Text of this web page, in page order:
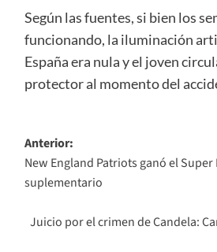
Según las fuentes, si bien los
funcionando, la iluminación
España era nula y el joven
protector al momento del
Navegación
de
entradas
Anterior:
New England Patriots ganó el Super
suplementario
Juicio por el crimen de Candela: